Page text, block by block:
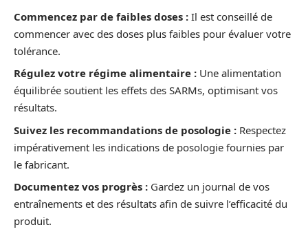
Commencez par de faibles doses : Il est conseillé de
commencer avec des doses plus faibles pour évaluer votre
tolérance.
Régulez votre régime alimentaire : Une alimentation
équilibrée soutient les effets des SARMs, optimisant vos
résultats.
Suivez les recommandations de posologie : Respectez
impérativement les indications de posologie fournies par
le fabricant.
Documentez vos progrès : Gardez un journal de vos
entraînements et des résultats afin de suivre l’efficacité du
produit.